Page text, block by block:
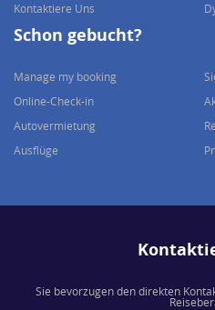
Kontaktiere Uns
Schon gebucht?
Manage my booking
Online-Check-in
Autovermietung
Ausflüge
Sie bevorzugen den direkten